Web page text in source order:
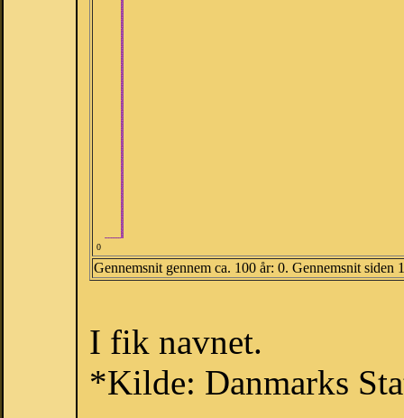
0
Gennemsnit gennem ca. 100 år: 0. Gennemsnit siden
I fik navnet.
*Kilde: Danmarks